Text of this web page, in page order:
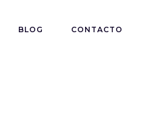
BLOG CONTACTO